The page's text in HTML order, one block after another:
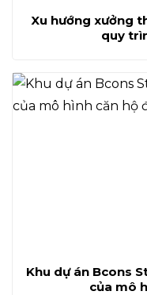
Xu hướng xưởng
quy
Khu dự án Bcons
của mô